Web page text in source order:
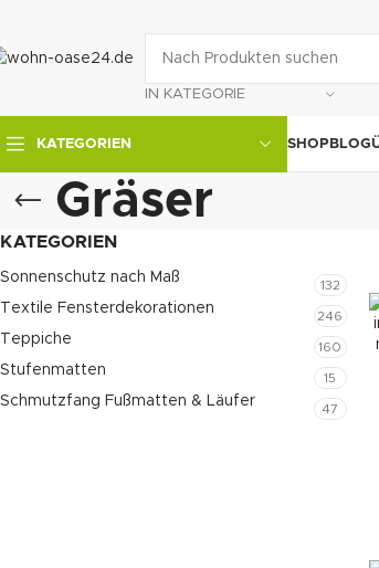
IN KATEGORIE
KATEGORIEN SHOPBLOG
Gräser
KATEGORIEN
Sonnenschutz nach Maß 132
Textile Fensterdekorationen 246
Teppiche 160
Stufenmatten 15
Schmutzfang Fußmatten & Läufer 47